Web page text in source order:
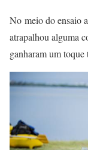
No meio do ensaio
atrapalhou alguma
ganharam um